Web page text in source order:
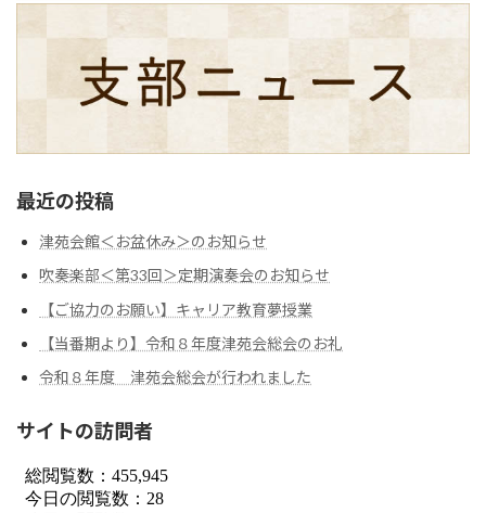
最近の投稿
津苑会館＜お盆休み＞のお知らせ
吹奏楽部＜第33回＞定期演奏会のお知らせ
【ご協力のお願い】キャリア教育夢授業
【当番期より】令和８年度津苑会総会のお礼
令和８年度 津苑会総会が行われました
サイトの訪問者